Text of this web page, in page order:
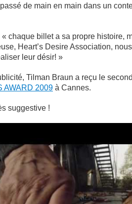
de main en main dans un
« chaque billet a sa propre histoire,
Heart’s Desire Association,
leur désir! »
Tilman Braun a reçu le
AWARD 2009 à Cannes.
suggestive !